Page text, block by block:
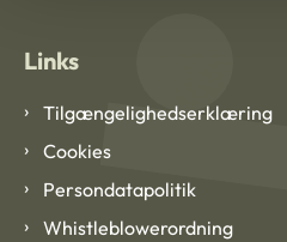
Links
Tilgængelighedserklæring
Cookies
Persondatapolitik
Whistleblowerordning